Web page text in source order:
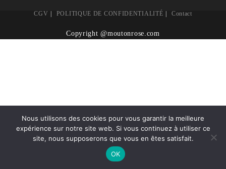
CGV POLITIQUE DE CONFIDENTIALITÉ Contact
Copyright @moutonrose.com
Nous utilisons des cookies pour vous garantir la meilleure
expérience sur notre site web. Si vous continuez à utiliser ce
site, nous supposerons que vous en êtes satisfait.
OK